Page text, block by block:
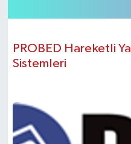
PROBED Hareketli
Sistemleri
YAŞAM